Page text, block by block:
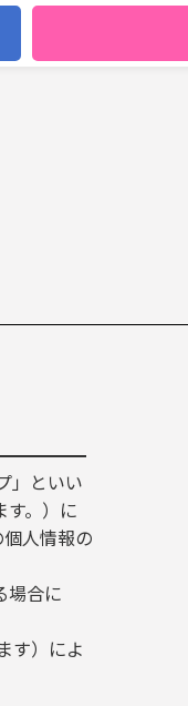
」といい
す。）に
人情報の
場合に
す）によ